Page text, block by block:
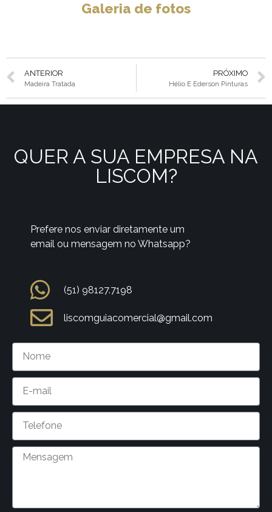
Galeria de fotos
ANTERIOR
Madeira Tratada
PRÓXIMO
Hélio E Ederson Pinturas
QUER A SUA EMPRESA NA
LISCOM?
Prefere nos enviar diretamente um
email ou mensagem no Whatsapp?
(51) 98127.7198
liscomguiacomercial@gmail.com